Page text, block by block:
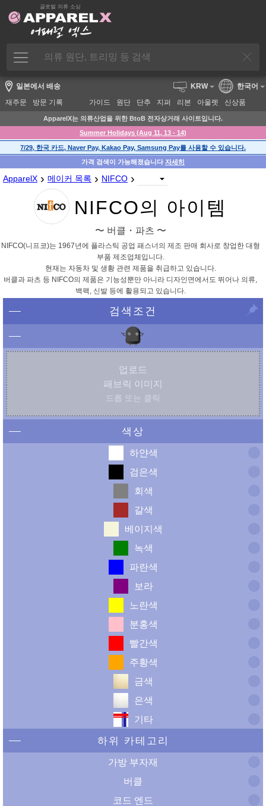
글로벌 의류 소싱
일본에서 배송
재주문
방문 기록 가이드 원단 단추 지퍼 리본 아울렛 신상품
KRW 한국어
ApparelX는 의류산업을 위한 BtoB 전자상거래 사이트입니다.
Summer Holidays (Aug 11, 13 - 14)
7/29, 한국 카드, Naver Pay, Kakao Pay, Samsung Pay를 사용할 수 있습니다.
가격 검색이 가능해졌습니다 자세히
ApparelX › 메이커 목록 › NIFCO ›
NIFCO의 아이템
〜 버클・파츠 〜
NIFCO(니프코)는 1967년에 플라스틱 공업 패스너의 제조 판매 회사로 창업한 대형
부품 제조업체입니다.
현재는 자동차 및 생황 관련 제품을 취급하고 있습니다.
버클과 파츠 등 NIFCO의 제품은 기능성뿐만 아니라 디자인면에서도 뛰어나 의류,
백팩, 신발 등에 활용되고 있습니다.
검색조건
업로드
패브릭 이미지
드롭 또는 클릭
색상
하얀색
검은색
회색
갈색
베이지색
녹색
파란색
보라
노란색
분홍색
빨간색
주황색
금색
은색
기타
하위 카테고리
가방 부자재
버클
코드 엔드